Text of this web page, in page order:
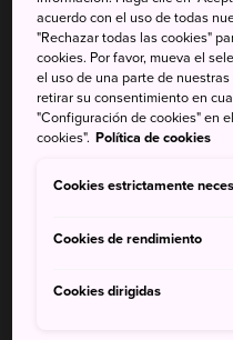
maravillas más naturales
ciudad, las montañas de
impresionantes deKanto
océano Pacífico en un día
por sus flores silvestres y
escalada para todos los
No te pierdas
Los Nikko kisuge
acuerdo con el uso de todas
"Rechazar todas las cookies"
cookies. Por favor, mueva el
el uso de una parte de
retirar su consentimiento en
"Configuración de cookies" en
cookies". Política de cookies
Cookies estrictamente
Cookies de rendimiento
Cookies dirigidas